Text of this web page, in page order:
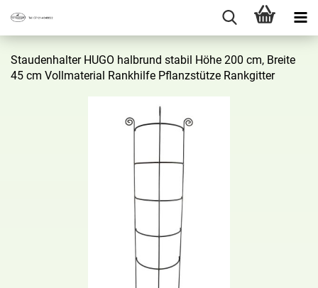
Stau­den­hal­ter HUGO halb­rund sta­bil Höhe 200 cm, Brei­te
45 cm Voll­ma­te­ri­al Rank­hil­fe Pflanz­stüt­ze Rank­git­ter